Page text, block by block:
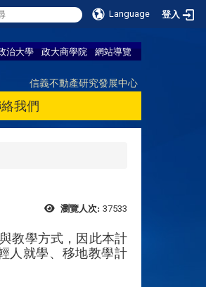
Language 登入
治大學 政大商學院 網站導覽
信義不動產研究發展中心
我們
瀏覽人次: 37533
教學方式，因此本計
人就學、移地教學計